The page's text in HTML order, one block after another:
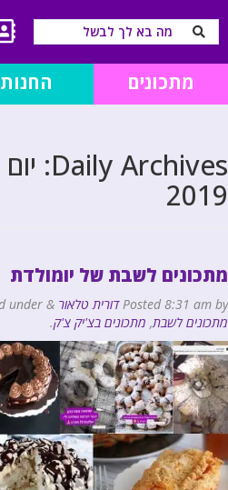
מתכונים החנות
Daily Archives:
2019
מתכונים לשבת של יומולדת
Posted8:31 am by דורית טלאור &
מתכונים לשבת, מתכונים בצ'יק צ'ק.